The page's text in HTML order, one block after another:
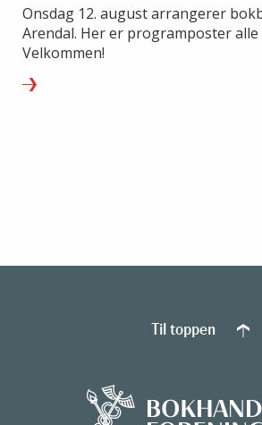
Onsdag 12. august arrangerer
Arendal. Her er programposter alle
Velkommen!
Til toppen